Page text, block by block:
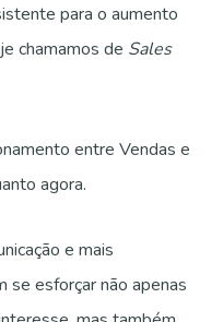
para o aumento
chamamos de Sales
entre Vendas e
agora.
e mais
se esforçar não apenas